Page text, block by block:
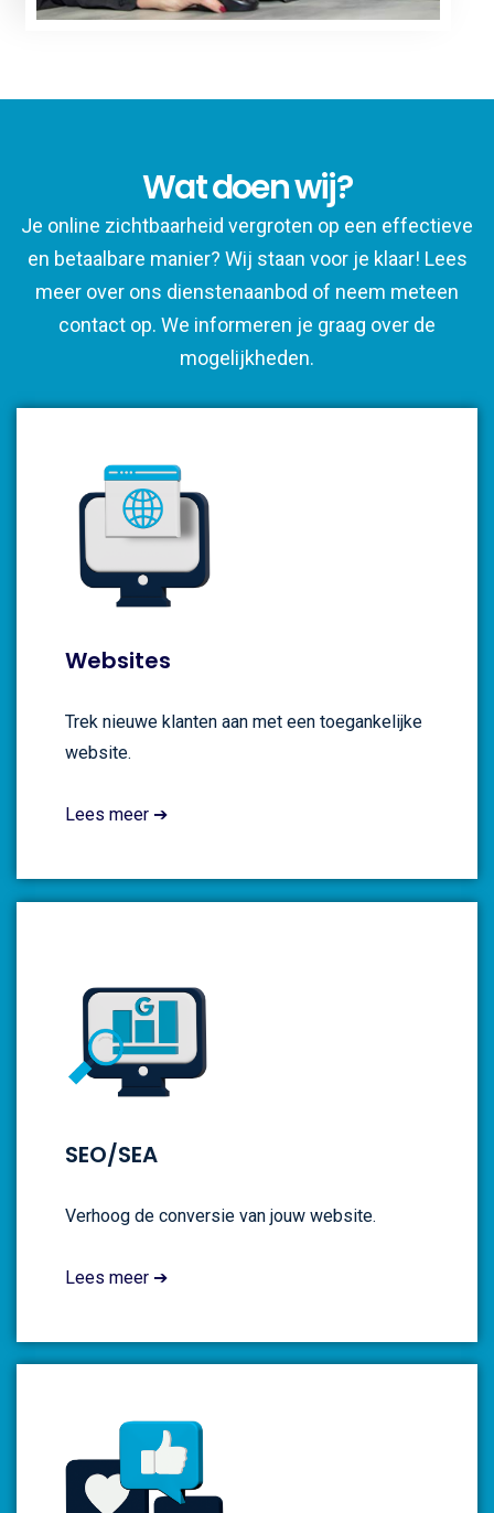
Wat doen wij?
Je online zichtbaarheid vergroten op een effectieve
en betaalbare manier? Wij staan voor je klaar! Lees
meer over ons dienstenaanbod of neem meteen
contact op. We informeren je graag over de
mogelijkheden.
Websites
Trek nieuwe klanten aan met een toegankelijke
website.
Lees meer ➔
SEO/SEA
Verhoog de conversie van jouw website.
Lees meer ➔